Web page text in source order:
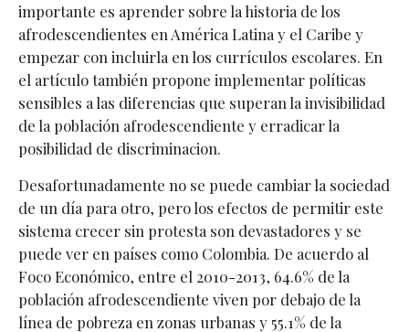
importante es aprender sobre la historia de los
afrodescendientes en América Latina y el Caribe y
empezar con incluirla en los currículos escolares. En
el artículo también propone implementar políticas
sensibles a las diferencias que superan la invisibilidad
de la población afrodescendiente y erradicar la
posibilidad de discriminacion.
Desafortunadamente no se puede cambiar la sociedad
de un día para otro, pero los efectos de permitir este
sistema crecer sin protesta son devastadores y se
puede ver en países como Colombia. De acuerdo al
Foco Económico, entre el 2010-2013, 64.6% de la
población afrodescendiente viven por debajo de la
línea de pobreza en zonas urbanas y 55.1% de la